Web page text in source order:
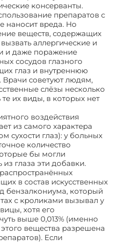
консерванты.
препаратов с
наносит вреда. Но
веществ, содержащих
аллергические и
и даже поражение
сосудов глазного
глаз и внутреннюю
Врачи советуют людям,
слёзы несколько
их виды, в которых нет
воздействия
из самого характера
сухости глаз): у больных
количество
бы могли
глаза эти добавки.
в состав искусственных
бензалкониума, который
с кроликами вызывал у
хотя его
выше 0,013% (именно
вещества разрешена
Если